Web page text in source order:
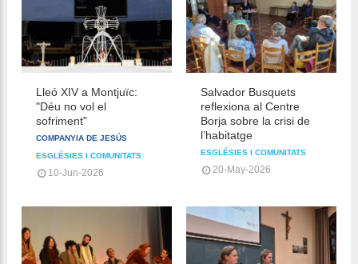
Lleó XIV a Montjuïc:
"Déu no vol el
sofriment"
COMPANYIA DE JESÚS
ESGLÉSIES I COMUNITATS
10-Jun-2026
Salvador Busquets
reflexiona al Centre
Borja sobre la crisi de
l’habitatge
ESGLÉSIES I COMUNITATS
20-May-2026